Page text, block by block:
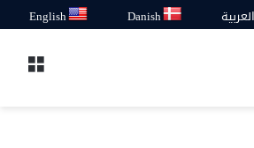
العربية Danish
English